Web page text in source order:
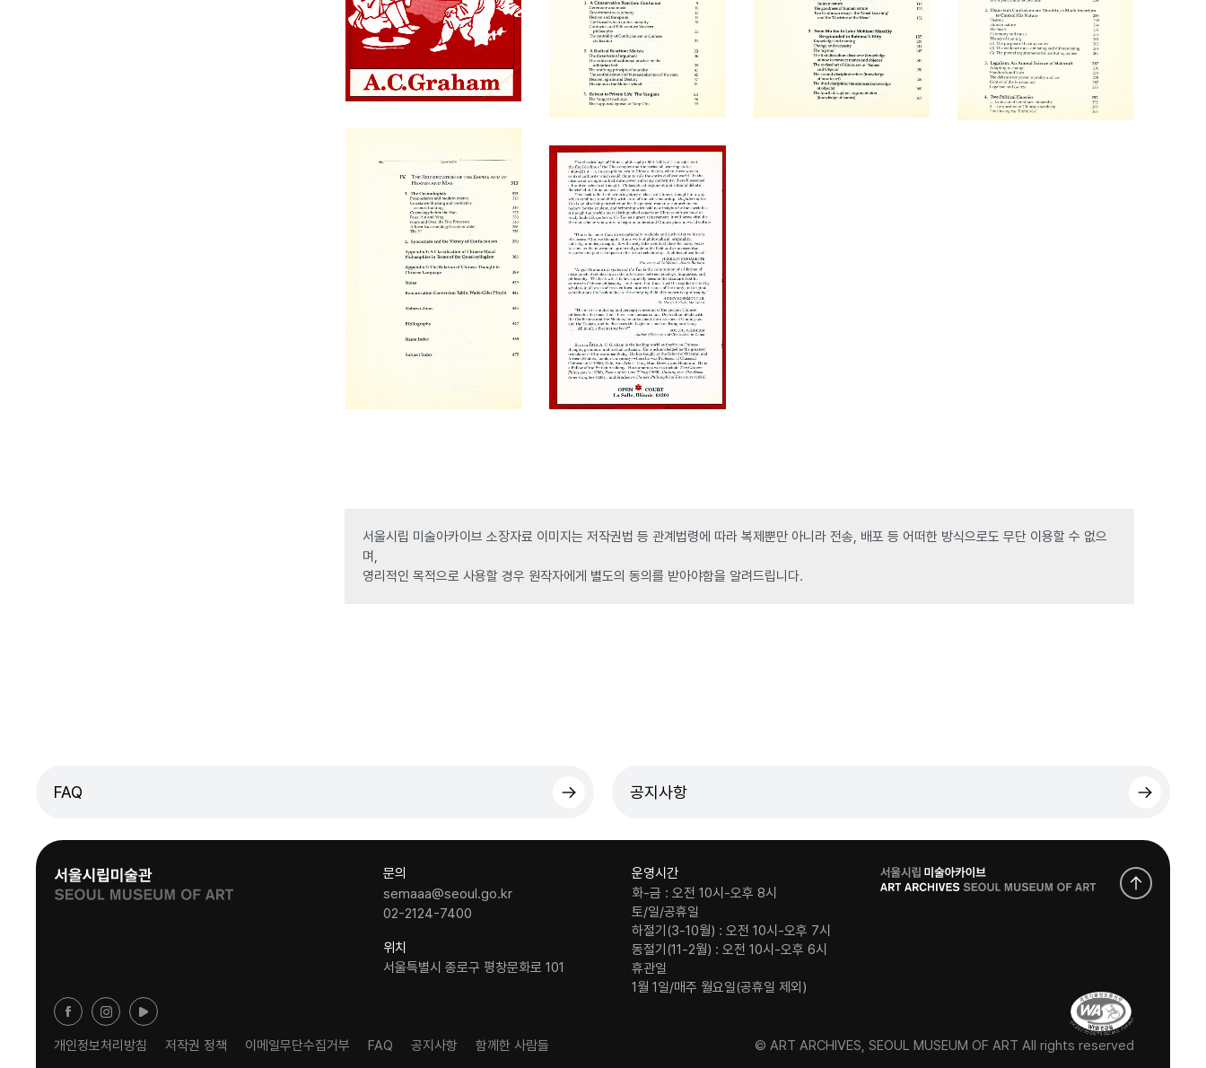
서울시립 미술아카이브 소장자료 이미지는 저작권법 등 관계법령에 따라 복제뿐만 아니라 전송, 배포 등 어떠한 방식으로도 무단 이용할 수 없으
며,
영리적인 목적으로 사용할 경우 원작자에게 별도의 동의를 받아야함을 알려드립니다.
FAQ 공지사항
문의
semaaa@seoul.go.kr
02-2124-7400
위치
서울특별시 종로구 평창문화로 101
운영시간
화-금 : 오전 10시-오후 8시
토/일/공휴일
하절기(3-10월) : 오전 10시-오후 7시
동절기(11-2월) : 오전 10시-오후 6시
휴관일
1월 1일/매주 월요일(공휴일 제외)
로
고
개인정보처리방침 저작권 정책 이메일무단수집거부 FAQ 공지사항 함께한 사람들 © ART ARCHIVES, SEOUL MUSEUM OF ART All rights reserved